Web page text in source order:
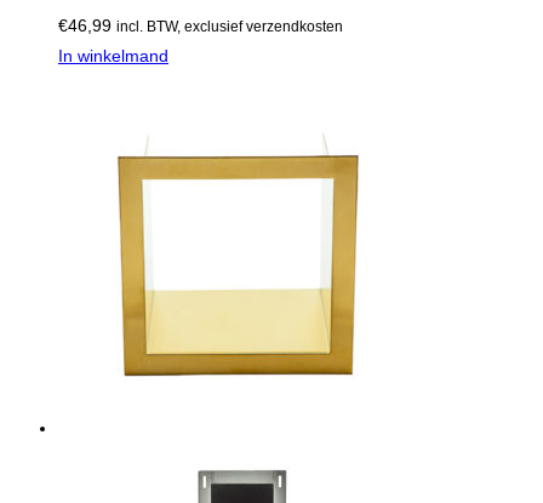
€46,99 incl. BTW, exclusief verzendkosten
In winkelmand